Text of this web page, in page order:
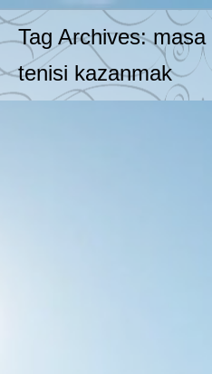
Tag Archives:masa
tenisi kazanmak